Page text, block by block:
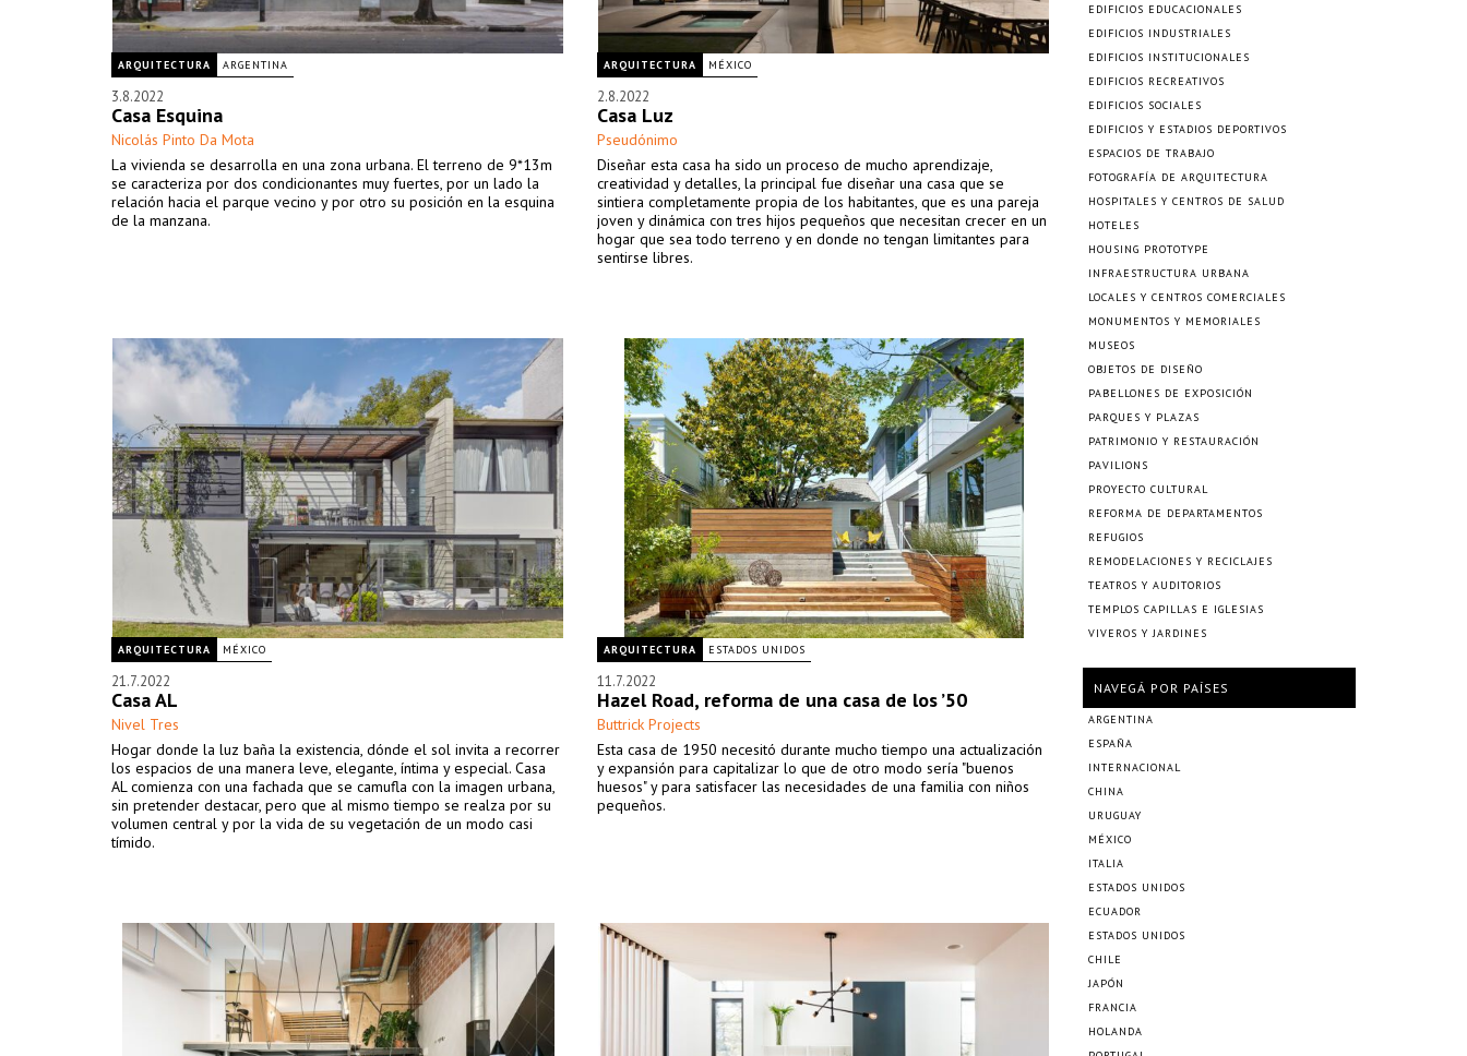
ARQUITECTURA ARGENTINA
3.8.2022
Casa Esquina
Nicolás Pinto Da Mota
La vivienda se desarrolla en una zona urbana. El terreno de 9*13m
se caracteriza por dos condicionantes muy fuertes, por un lado la
relación hacia el parque vecino y por otro su posición en la esquina
de la manzana.
ARQUITECTURA MÉXICO
2.8.2022
Casa Luz
Pseudónimo
Diseñar esta casa ha sido un proceso de mucho aprendizaje,
creatividad y detalles, la principal fue diseñar una casa que se
sintiera completamente propia de los habitantes, que es una pareja
joven y dinámica con tres hijos pequeños que necesitan crecer en un
hogar que sea todo terreno y en donde no tengan limitantes para
sentirse libres.
ARQUITECTURA MÉXICO
21.7.2022
Casa AL
Nivel Tres
Hogar donde la luz baña la existencia, dónde el sol invita a recorrer
los espacios de una manera leve, elegante, íntima y especial. Casa
AL comienza con una fachada que se camufla con la imagen urbana,
sin pretender destacar, pero que al mismo tiempo se realza por su
volumen central y por la vida de su vegetación de un modo casi
tímido.
ARQUITECTURA ESTADOS UNIDOS
11.7.2022
Hazel Road, reforma de una casa de los ’50
Buttrick Projects
Esta casa de 1950 necesitó durante mucho tiempo una actualización
y expansión para capitalizar lo que de otro modo sería "buenos
huesos" y para satisfacer las necesidades de una familia con niños
pequeños.
EDIFICIOS EDUCACIONALES
EDIFICIOS INDUSTRIALES
EDIFICIOS INSTITUCIONALES
EDIFICIOS RECREATIVOS
EDIFICIOS SOCIALES
EDIFICIOS Y ESTADIOS DEPORTIVOS
ESPACIOS DE TRABAJO
FOTOGRAFÍA DE ARQUITECTURA
HOSPITALES Y CENTROS DE SALUD
HOTELES
HOUSING PROTOTYPE
INFRAESTRUCTURA URBANA
LOCALES Y CENTROS COMERCIALES
MONUMENTOS Y MEMORIALES
MUSEOS
OBJETOS DE DISEÑO
PABELLONES DE EXPOSICIÓN
PARQUES Y PLAZAS
PATRIMONIO Y RESTAURACIÓN
PAVILIONS
PROYECTO CULTURAL
REFORMA DE DEPARTAMENTOS
REFUGIOS
REMODELACIONES Y RECICLAJES
TEATROS Y AUDITORIOS
TEMPLOS CAPILLAS E IGLESIAS
VIVEROS Y JARDINES
NAVEGÁ POR PAÍSES
ARGENTINA
ESPAÑA
INTERNACIONAL
CHINA
URUGUAY
MÉXICO
ITALIA
ESTADOS UNIDOS
ECUADOR
ESTADOS UNIDOS
CHILE
JAPÓN
FRANCIA
HOLANDA